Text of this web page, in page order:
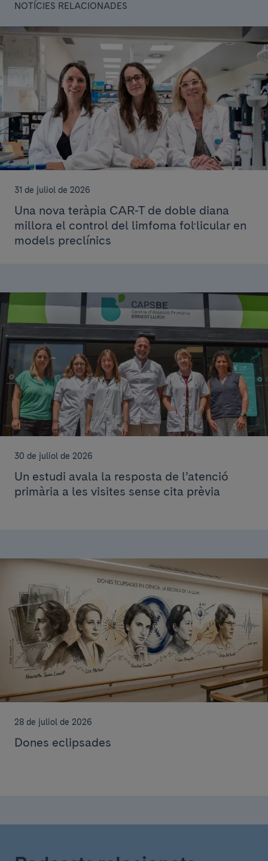
NOTÍCIES RELACIONADES
31 de juliol de 2026
Una nova teràpia CAR-T de doble diana
millora el control del limfoma fol·licular en
models preclínics
30 de juliol de 2026
Un estudi avala la resposta de l’atenció
primària a les visites sense cita prèvia
28 de juliol de 2026
Dones eclipsades